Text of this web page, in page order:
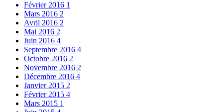
Février 2016 1
Mars 2016 2
Avril 2016 2
Mai 2016 2
Juin 2016 4
Septembre 2016 4
Octobre 2016 2
Novembre 2016 2
Décembre 2016 4
Janvier 2015 2
Février 2015 4
Mars 2015 1